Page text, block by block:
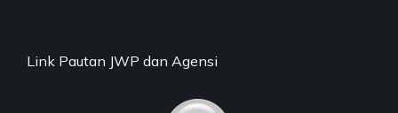
Link Pautan JWP dan Agensi